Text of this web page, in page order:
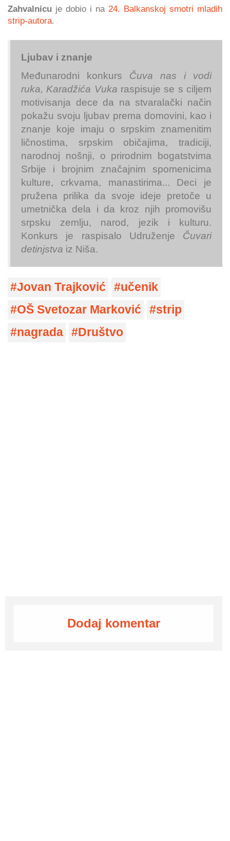
Zahvalnicu je dobio i na 24. Balkanskoj smotri mladih
strip-autora.
Ljubav i znanje
Međunarodni konkurs Čuva nas i vodi
ruka, Karadžića Vuka raspisuje se s ciljem
motivisanja dece da na stvaralački način
pokažu svoju ljubav prema domovini, kao i
znanje koje imaju o srpskim znamenitim
ličnostima, srpskim običajima, tradiciji,
narodnoj nošnji, o prirodnim bogatstvima
Srbije i brojnim značajnim spomenicima
kulture, crkvama, manastirima... Deci je
pružena prilika da svoje ideje pretoče u
umetnička dela i da kroz njih promovišu
srpsku zemlju, narod, jezik i kulturu.
Konkurs je raspisalo Udruženje Čuvari
detinjstva iz Niša.
Jovan Trajković
učenik
OŠ Svetozar Marković
strip
nagrada
Društvo
Dodaj komentar